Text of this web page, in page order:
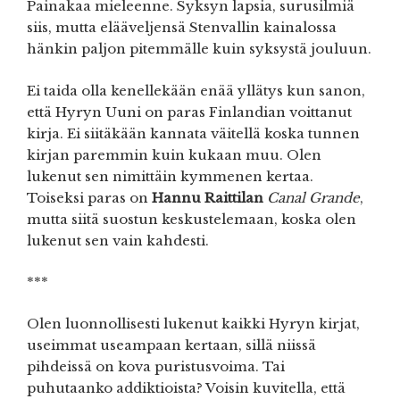
Painakaa mieleenne. Syksyn lapsia, surusilmiä
siis, mutta elääveljensä Stenvallin kainalossa
hänkin paljon pitemmälle kuin syksystä jouluun.
Ei taida olla kenellekään enää yllätys kun sanon,
että Hyryn Uuni on paras Finlandian voittanut
kirja. Ei siitäkään kannata väitellä koska tunnen
kirjan paremmin kuin kukaan muu. Olen
lukenut sen nimittäin kymmenen kertaa.
Toiseksi paras on Hannu Raittilan Canal Grande,
mutta siitä suostun keskustelemaan, koska olen
lukenut sen vain kahdesti.
***
Olen luonnollisesti lukenut kaikki Hyryn kirjat,
useimmat useampaan kertaan, sillä niissä
pihdeissä on kova puristusvoima. Tai
puhutaanko addiktioista? Voisin kuvitella, että